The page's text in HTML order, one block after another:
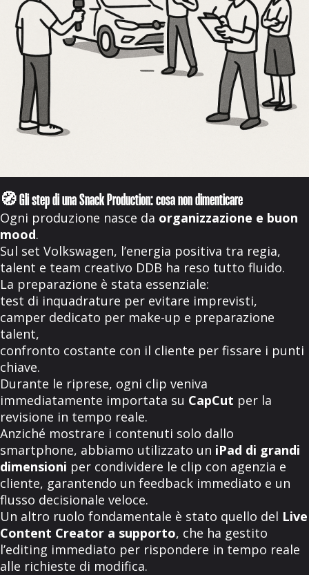
🧭 Gli step di una Snack Production: cosa non dimenticare
Ogni produzione nasce da organizzazione e buon
mood.
Sul set Volkswagen, l’energia positiva tra regia,
talent e team creativo DDB ha reso tutto fluido.
La preparazione è stata essenziale:
test di inquadrature per evitare imprevisti,
camper dedicato per make-up e preparazione
talent,
confronto costante con il cliente per fissare i punti
chiave.
Durante le riprese, ogni clip veniva
immediatamente importata su CapCut per la
revisione in tempo reale.
Anziché mostrare i contenuti solo dallo
smartphone, abbiamo utilizzato un iPad di grandi
dimensioni per condividere le clip con agenzia e
cliente, garantendo un feedback immediato e un
flusso decisionale veloce.
Un altro ruolo fondamentale è stato quello del Live
Content Creator a supporto, che ha gestito
l’editing immediato per rispondere in tempo reale
alle richieste di modifica.